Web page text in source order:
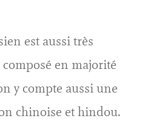
est aussi très
composé en majorité
y compte aussi une
chinoise et hindou.